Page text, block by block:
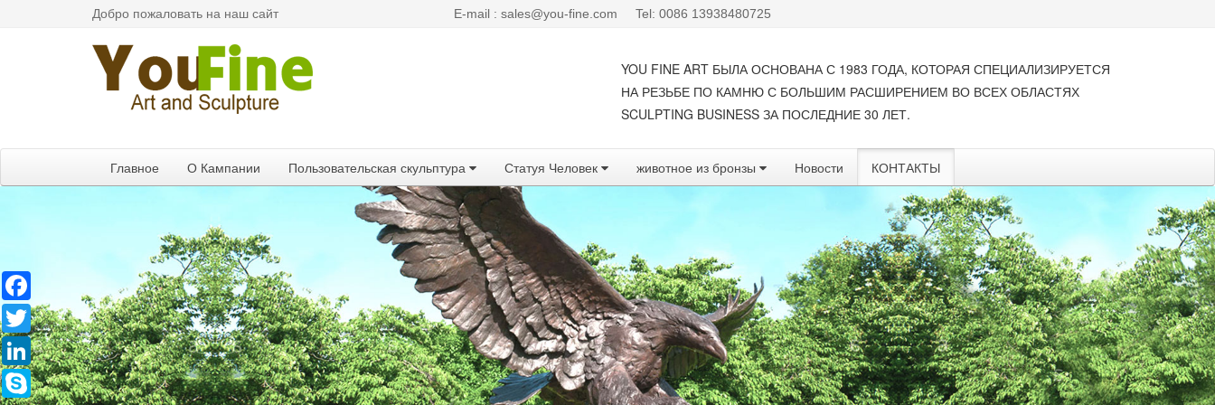
Добро пожаловать на наш сайт E-mail : sales@you-fine.com Tel: 0086 13938480725
YOU FINE ART БЫЛА ОСНОВАНА С 1983 ГОДА, КОТОРАЯ СПЕЦИАЛИЗИРУЕТСЯ
НА РЕЗЬБЕ ПО КАМНЮ С БОЛЬШИМ РАСШИРЕНИЕМ ВО ВСЕХ ОБЛАСТЯХ
SCULPTING BUSINESS ЗА ПОСЛЕДНИЕ 30 ЛЕТ.
Главное О Кампании Пользовательская скульптура Статуя Человек животное из бронзы Новости КОНТАКТЫ
Twitter
LinkedIn
Skype